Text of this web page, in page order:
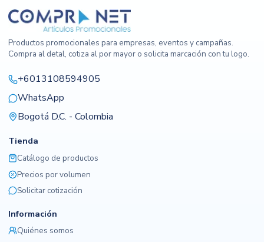
Productos promocionales para empresas, eventos y campañas.
Compra al detal, cotiza al por mayor o solicita marcación con tu logo.
+6013108594905
WhatsApp
Bogotá D.C. - Colombia
Tienda
Catálogo de productos
Precios por volumen
Solicitar cotización
Información
Quiénes somos